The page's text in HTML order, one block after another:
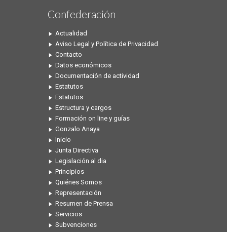
Confederación
Actualidad
Aviso Legal y Política de Privacidad
Contacto
Datos económicos
Documentación de actividad
Estatutos
Estatutos
Estructura y cargos
Formación on line y guías
Gonzalo Anaya
Inicio
Junta Directiva
Legislación al dia
Principios
Quiénes Somos
Representación
Resumen de Prensa
Servicios
Subvenciones